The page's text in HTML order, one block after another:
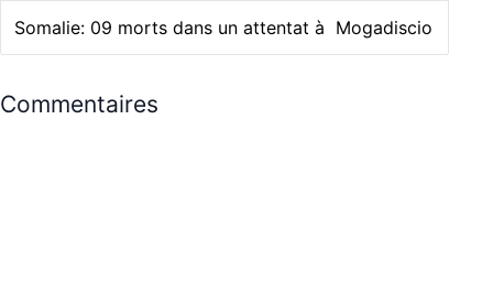
Somalie: 09 morts dans un attentat à Mogadiscio
Commentaires